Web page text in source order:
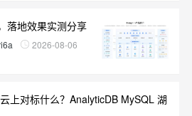
落地效果实测分享
2026-08-06
上对标什么？AnalyticDB MySQL 湖